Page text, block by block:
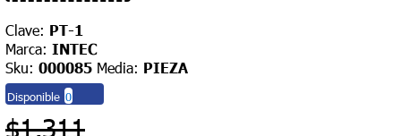
Clave: PT-1
Marca: INTEC
Sku: 000085 Media: PIEZA
Disponible 0
$1,311